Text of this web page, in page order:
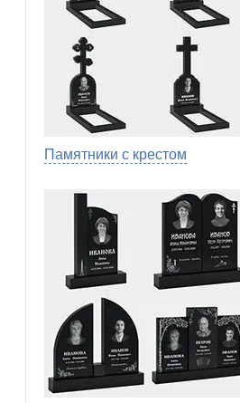
Памятники с крестом